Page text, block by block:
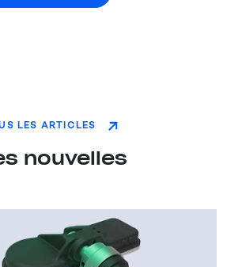
nouvelles
LES ARTICLES